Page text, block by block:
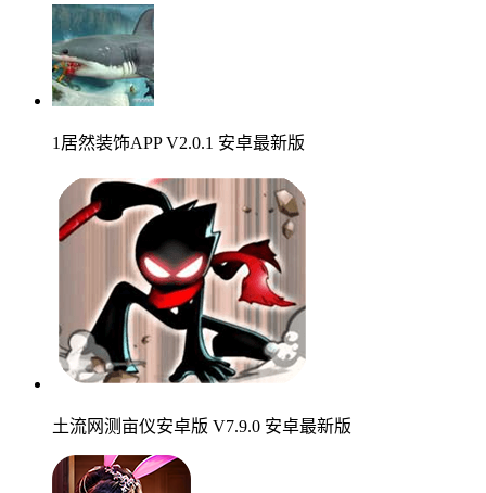
1居然装饰APP V2.0.1 安卓最新版
土流网测亩仪安卓版 V7.9.0 安卓最新版